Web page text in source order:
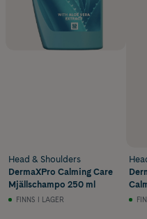
Head & Shoulders
DermaXPro Calming Care
Mjällschampo 250 ml
FINNS I LAGER